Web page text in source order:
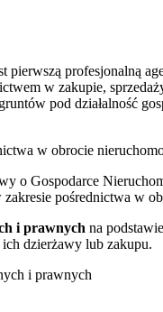
pierwszą profesjonalną
w zakupie,
pod działalność
o Gospodarce
pośrednictwa w
i prawnych na
dzierżawy lub zakupu.